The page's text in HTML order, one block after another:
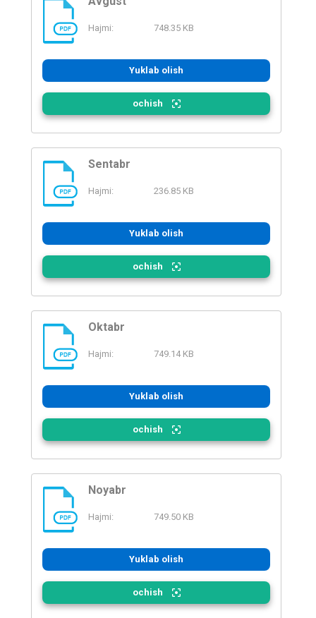
PDF
Hajmi: 748.35 KB
Yuklab olish
ochish
PDF
Sentabr
Hajmi: 236.85 KB
Yuklab olish
ochish
PDF
Oktabr
Hajmi: 749.14 KB
Yuklab olish
ochish
PDF
Noyabr
Hajmi: 749.50 KB
Yuklab olish
ochish